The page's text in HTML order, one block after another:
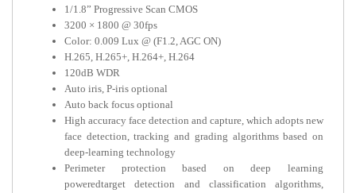
1/1.8” Progressive Scan CMOS
3200 × 1800 @ 30fps
Color: 0.009 Lux @ (F1.2, AGC ON)
H.265, H.265+, H.264+, H.264
120dB WDR
Auto iris, P-iris optional
Auto back focus optional
High accuracy face detection and capture, which adopts new
face detection, tracking and grading algorithms based on
deep-learning technology
Perimeter protection based on deep learning
poweredtarget detection and classification algorithms,